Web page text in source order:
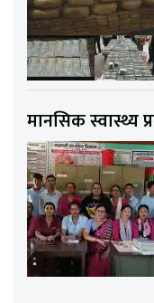
मानसिक स्वास्थ्य